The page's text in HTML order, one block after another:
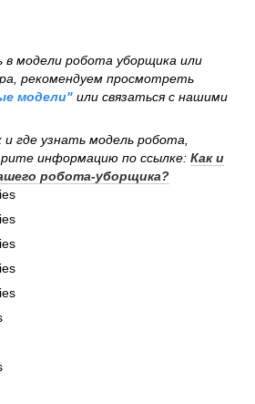
в модели робота уборщика или
рекомендуем просмотреть
модели" или связаться с нашими
где узнать модель робота,
информацию по ссылке: Как и
робота-уборщика?